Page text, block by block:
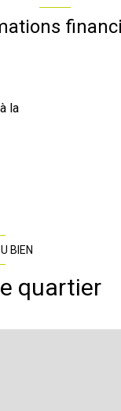
la
BIEN
quartier